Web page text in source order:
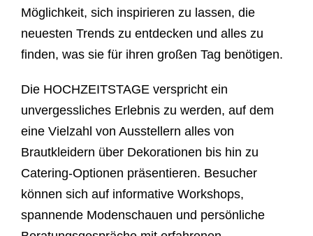
Möglichkeit, sich inspirieren zu lassen, die
neuesten Trends zu entdecken und alles zu
finden, was sie für ihren großen Tag benötigen.
Die HOCHZEITSTAGE verspricht ein
unvergessliches Erlebnis zu werden, auf dem
eine Vielzahl von Ausstellern alles von
Brautkleidern über Dekorationen bis hin zu
Catering-Optionen präsentieren. Besucher
können sich auf informative Workshops,
spannende Modenschauen und persönliche